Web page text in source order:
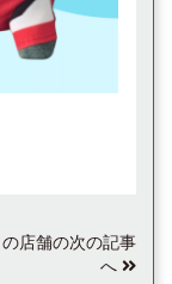
の店舗の次の記事
へ